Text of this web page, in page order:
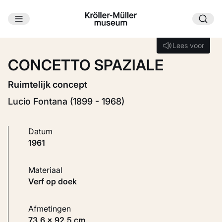
Ga naar hoofdinhoud
Lees voor
Lees voor
CONCETTO SPAZIALE
Ruimtelijk concept
Lucio Fontana (1899 - 1968)
Datum
1961
Materiaal
Verf op doek
Afmetingen